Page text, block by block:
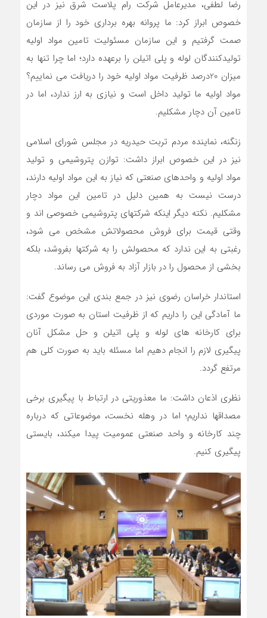
رضا لطفی، مدیرعامل شرکت رام پلاست شرق نیز در این
خصوص ابراز کرد: ما پروانه بهره برداری خود را از سازمان
صمت گرفتیم و این سازمان مسئولیت تامین مواد اولیه
تولیدکنندگان لوله و پلی اتیلن را برعهده دارد؛ اما چرا تنها به
میزان 20درصد ظرفیت مواد اولیه خود را دریافت می نماییم؟
مواد اولیه ما تولید داخل است و نیازی به ارز ندارد، اما در
تامین آن دچار مشکلیم.
زنگنه، نماینده مردم تربت حیدریه در مجلس شورای اسلامی
نیز در این خصوص ابراز داشت: توازن پتروشیمی و تولید
مواد اولیه و واحدهای صنعتی که نیاز به این مواد اولیه دارند،
درست نیست به همین دلیل در تامین این مواد دچار
مشکلیم. نکته دیگر اینکه شرکتهای پتروشیمی خصوصی اند و
وقتی قیمت برای فروش محصولاتش مشخص می شود،
رغبتی به این ندارد که محصولش را به شرکتها بفروشد، بلکه
بخشی از محصول را در بازار آزاد به فروش می رساند.
استاندار خراسان رضوی نیز در جمع بندی این موضوع گفت:
ما آمادگی این را داریم که از ظرفیت استان به صورت موردی
برای کارخانه های لوله و پلی اتیلن و حل مشکل آنان
پیگیری لازم را انجام دهیم اما مسئله باید به صورت کلی هم
مرتفع گردد.
نظری اذعان داشت: ما معذوریتی در ارتباط با پیگیری برخی
مصداقها نداریم؛ اما در وهله نخست، موضوعاتی که درباره
چند کارخانه و واحد صنعتی عمومیت پیدا میکند، بایستی
پیگیری کنیم.